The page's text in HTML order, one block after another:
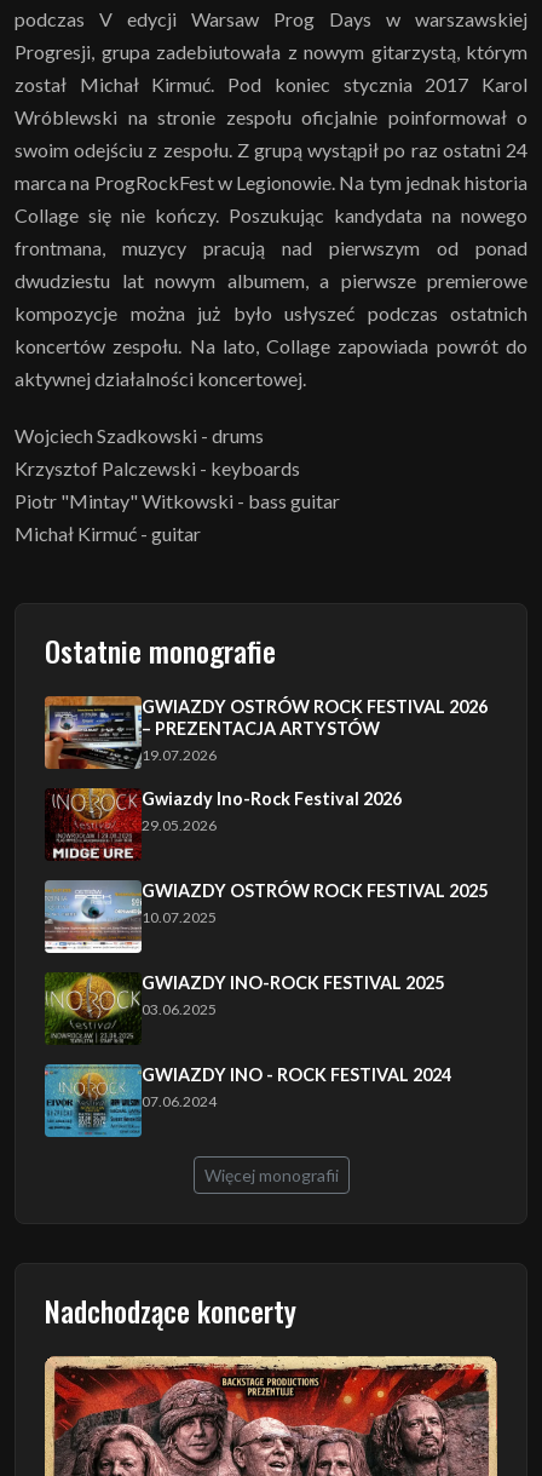
podczas V edycji Warsaw Prog Days w warszawskiej
Progresji, grupa zadebiutowała z nowym gitarzystą, którym
został Michał Kirmuć. Pod koniec stycznia 2017 Karol
Wróblewski na stronie zespołu oficjalnie poinformował o
swoim odejściu z zespołu. Z grupą wystąpił po raz ostatni 24
marca na ProgRockFest w Legionowie. Na tym jednak historia
Collage się nie kończy. Poszukując kandydata na nowego
frontmana, muzycy pracują nad pierwszym od ponad
dwudziestu lat nowym albumem, a pierwsze premierowe
kompozycje można już było usłyszeć podczas ostatnich
koncertów zespołu. Na lato, Collage zapowiada powrót do
aktywnej działalności koncertowej.
Wojciech Szadkowski - drums
Krzysztof Palczewski - keyboards
Piotr "Mintay" Witkowski - bass guitar
Michał Kirmuć - guitar
Ostatnie monografie
GWIAZDY OSTRÓW ROCK FESTIVAL 2026
– PREZENTACJA ARTYSTÓW
19.07.2026
Gwiazdy Ino-Rock Festival 2026
29.05.2026
GWIAZDY OSTRÓW ROCK FESTIVAL 2025
10.07.2025
GWIAZDY INO-ROCK FESTIVAL 2025
03.06.2025
GWIAZDY INO - ROCK FESTIVAL 2024
07.06.2024
Więcej monografii
Nadchodzące koncerty